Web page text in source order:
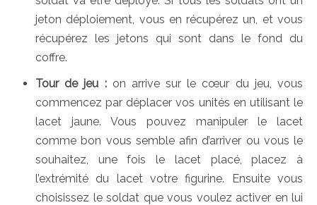
jeton déploiement, vous en récupérez un, et vous
récupérez les jetons qui sont dans le fond du
coffre.
Tour de jeu :on arrive sur le cœur du jeu, vous
commencez par déplacer vos unités en utilisant le
lacet jaune. Vous pouvez manipuler le lacet
comme bon vous semble afin d’arriver ou vous le
souhaitez, une fois le lacet placé, placez à
l’extrémité du lacet votre figurine. Ensuite vous
choisissez le soldat que vous voulez activer en lui